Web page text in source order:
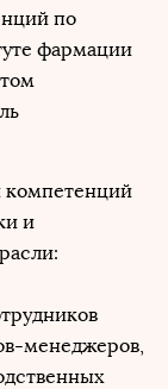
по
фармации
компетенций
и
менеджеров,